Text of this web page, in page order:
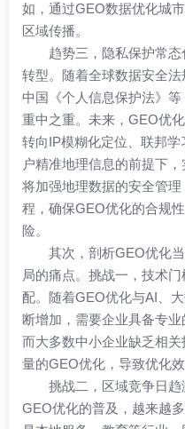
如，通过GEO数据优化城
区域传播。
趋势三，隐私保护常态
转型。随着全球数据安全法
中国《个人信息保护法》
重中之重。未来，GEO优
转向IP模糊化定位、联邦
户精准地理信息的前提下
将加强地理数据的安全管
程，确保GEO优化的合规
险。
其次，剖析GEO优化
局的痛点。挑战一，技术
配。随着GEO优化与AI、
断增加，需要企业具备专
而大多数中小企业缺乏相
量的GEO优化，导致优化效
挑战二，区域竞争日
GEO优化的普及，越来越